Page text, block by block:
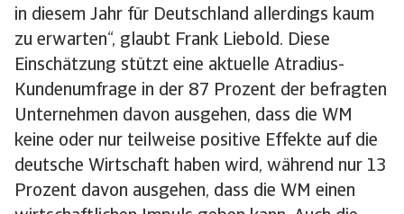
in diesem Jahr für Deutschland allerdings kaum
zu erwarten“, glaubt Frank Liebold. Diese
Einschätzung stützt eine aktuelle Atradius-
Kundenumfrage in der 87 Prozent der befragten
Unternehmen davon ausgehen, dass die WM
keine oder nur teilweise positive Effekte auf die
deutsche Wirtschaft haben wird, während nur 13
Prozent davon ausgehen, dass die WM einen